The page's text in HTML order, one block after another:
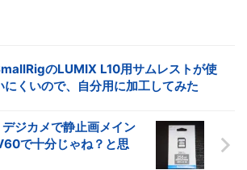
のLUMIX L10用サムレストが使
にくいので、自分用に加工してみた
ジカメで静止画メイン
で十分じゃね？と思